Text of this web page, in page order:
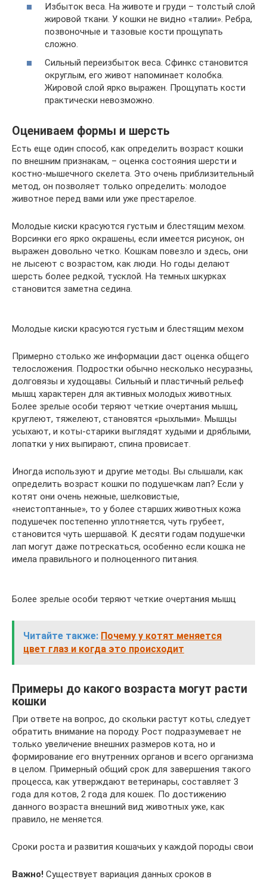
Избыток веса. На животе и груди – толстый слой
жировой ткани. У кошки не видно «талии». Ребра,
позвоночные и тазовые кости прощупать
сложно.
Сильный переизбыток веса. Сфинкс становится
округлым, его живот напоминает колобка.
Жировой слой ярко выражен. Прощупать кости
практически невозможно.
Оцениваем формы и шерсть
Есть еще один способ, как определить возраст кошки
по внешним признакам, – оценка состояния шерсти и
костно-мышечного скелета. Это очень приблизительный
метод, он позволяет только определить: молодое
животное перед вами или уже престарелое.
Молодые киски красуются густым и блестящим мехом.
Ворсинки его ярко окрашены, если имеется рисунок, он
выражен довольно четко. Кошкам повезло и здесь, они
не лысеют с возрастом, как люди. Но годы делают
шерсть более редкой, тусклой. На темных шкурках
становится заметна седина.
Молодые киски красуются густым и блестящим мехом
Примерно столько же информации даст оценка общего
телосложения. Подростки обычно несколько несуразны,
долговязы и худощавы. Сильный и пластичный рельеф
мышц характерен для активных молодых животных.
Более зрелые особи теряют четкие очертания мышц,
круглеют, тяжелеют, становятся «рыхлыми». Мышцы
усыхают, и коты-старики выглядят худыми и дряблыми,
лопатки у них выпирают, спина провисает.
Иногда используют и другие методы. Вы слышали, как
определить возраст кошки по подушечкам лап? Если у
котят они очень нежные, шелковистые,
«неистоптанные», то у более старших животных кожа
подушечек постепенно уплотняется, чуть грубеет,
становится чуть шершавой. К десяти годам подушечки
лап могут даже потрескаться, особенно если кошка не
имела правильного и полноценного питания.
Более зрелые особи теряют четкие очертания мышц
Читайте также: Почему у котят меняется
цвет глаз и когда это происходит
Примеры до какого возраста могут расти
кошки
При ответе на вопрос, до скольки растут коты, следует
обратить внимание на породу. Рост подразумевает не
только увеличение внешних размеров кота, но и
формирование его внутренних органов и всего организма
в целом. Примерный общий срок для завершения такого
процесса, как утверждают ветеринары, составляет 3
года для котов, 2 года для кошек. По достижению
данного возраста внешний вид животных уже, как
правило, не меняется.
Сроки роста и развития кошачьих у каждой породы свои
Важно! Существует вариация данных сроков в